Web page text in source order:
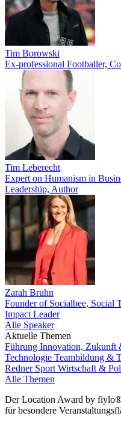
Tim Borowski
Ex-professional Footballer,
Tim Leberecht
Expert on Humanism in
Leadership, Author
Zarah Bruhn
Founder of Socialbee, Social
Impact Leader
Alle Speaker
Aktuelle Themen
Führung Innovation, Zukunft
Technologie Teambildung &
Redner Sport Wirtschaft &
Alle Themen
Der Location Award by
für besondere